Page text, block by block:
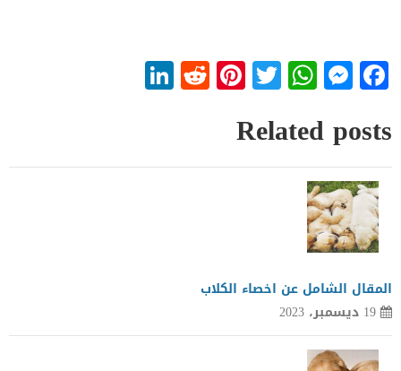
Facebook
Messenger
WhatsApp
Twitter
Pinterest
Reddit
Related posts
المقال الشامل عن اخصاء الكلاب
19 ديسمبر، 2023